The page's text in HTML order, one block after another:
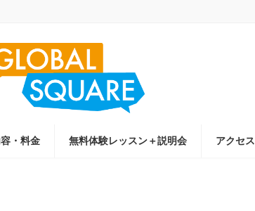
・料金 無料体験レッスン＋説明会 アクセス